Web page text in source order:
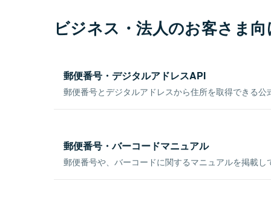
ビジネス・法人のお客さま
郵便番号・デジタルアドレスAPI
郵便番号とデジタルアドレスから住所を取得できる公
郵便番号・バーコードマニュアル
郵便番号や、バーコードに関するマニュアルを掲載し